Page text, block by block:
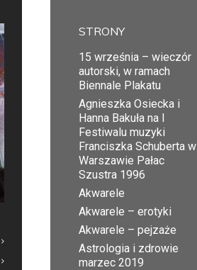
STRONY
15 września – wieczór
autorski, w ramach
Biennale Plakatu
Agnieszka Osiecka i
Hanna Bakuła na I
Festiwalu muzyki
Franciszka Schuberta w
Warszawie Pałac
Szustra 1996
Akwarele
Akwarele – erotyki
Akwarele – pejzaże
Astrologia i zdrowie
marzec 2019